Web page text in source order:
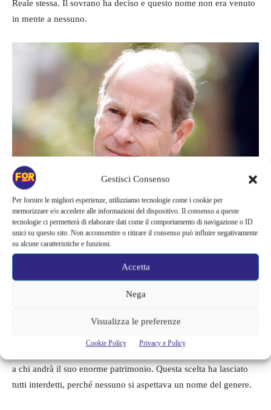
Gestisci Consenso
Per fornire le migliori esperienze, utilizziamo tecnologie come i cookie per
memorizzare e/o accedere alle informazioni del dispositivo. Il consenso a queste
tecnologie ci permetterà di elaborare dati come il comportamento di navigazione o ID
unici su questo sito. Non acconsentire o ritirare il consenso può influire negativamente
su alcune caratteristiche e funzioni.
Accetta
Nega
Visualizza le preferenze
Cookie Policy Privacy e Policy
Reale stessa. Il sovrano ha deciso e questo nome non era venuto
in mente a nessuno.
Edoardo d’Inghilterra
Ecco chi sarà il fortunello che
erediterà il patrimonio di Re
a chi andrà il suo enorme patrimonio. Questa scelta ha lasciato
tutti interdetti, perché nessuno si aspettava un nome del genere.